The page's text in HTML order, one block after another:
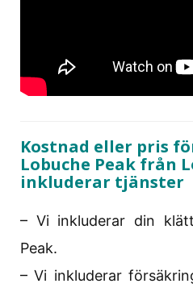
Kostnad eller pris
Lobuche Peak från
inkluderar tjänster
– Vi inkluderar din
Peak.
– Vi inkluderar